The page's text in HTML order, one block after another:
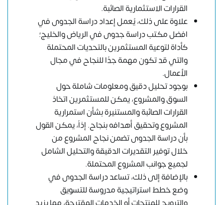
القرارات الاستثمارية الصائبة.
علاوة على ذلك، يُعمل إعداد دراسة الجدوى في
افضل مكتب دراسة جدوى في الرياض والخليج؛
كأداة لتوعية المستثمرين بالتحديات المحتملة
والتي قد تكون مهمة جدًا للنجاح في مجال
الأعمال.
بوجود تحليل دقيق ومعلومات شاملة حول
السوق والمشروع، يمكن للمستثمرين اتخاذ
القرارات الصائبة والمستنيرة بشأن استمرارية
المشروع وتحقيق أهدافه بنجاح. إذاً، يمكن القول
بأن دراسة الجدوى تضمن نجاح المشروع من
خلال توفير التقديرات الدقيقة والتحليل الشامل
لجميع جوانب المشروع المحتملة.
بالإضافة إلى ذلك، تساعد دراسة الجدوى في
وضع خطط استراتيجية مدروسة للتسويق